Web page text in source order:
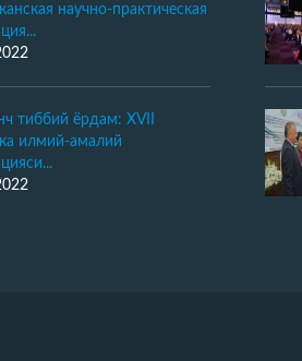
научно-практическая
тиббий ёрдам: XVII
илмий-амалий